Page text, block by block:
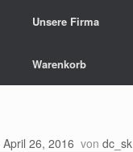
Unsere Firma
Warenkorb
April 26, 2016 von dc_sk